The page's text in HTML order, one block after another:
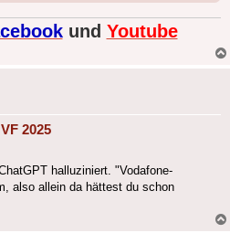
und Youtube
2025
halluziniert. "Vodafone-
also allein da hättest du schon